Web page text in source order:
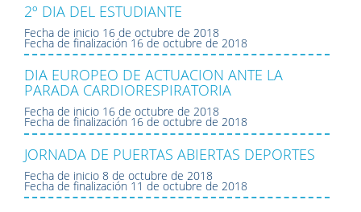
2º DIA DEL ESTUDIANTE
Fecha de inicio 16 de octubre de 2018
Fecha de finalización 16 de octubre de 2018
DIA EUROPEO DE ACTUACION ANTE LA
PARADA CARDIORESPIRATORIA
Fecha de inicio 16 de octubre de 2018
Fecha de finalización 16 de octubre de 2018
JORNADA DE PUERTAS ABIERTAS DEPORTES
Fecha de inicio 8 de octubre de 2018
Fecha de finalización 11 de octubre de 2018